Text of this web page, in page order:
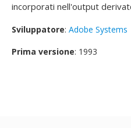
incorporati nell'output
Sviluppatore: Adobe Systems
Prima versione: 1993